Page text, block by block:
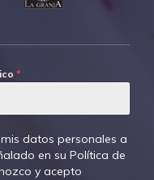
*
datos personales a
en su Política de
y acepto